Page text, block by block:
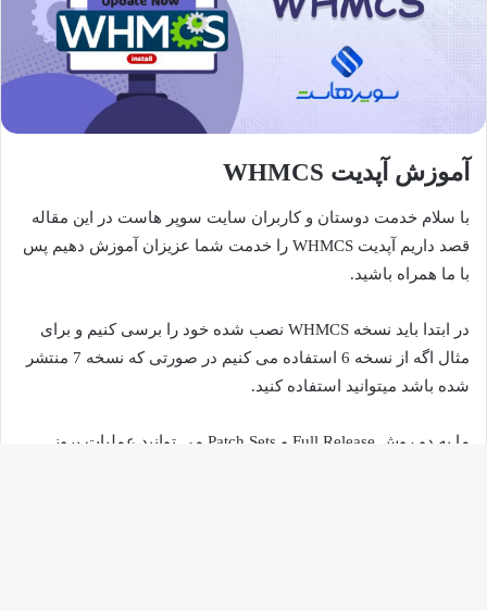
آموزش آپدیت WHMCS
با سلام خدمت دوستان و کاربران سایت سوپر هاست در این مقاله
قصد داریم آپدیت WHMCS را خدمت شما عزیزان آموزش دهیم پس
با ما همراه باشید.
در ابتدا باید نسخه WHMCS نصب شده خود را برسی کنیم و برای
مثال اگه از نسخه 6 استفاده می کنیم در صورتی که نسخه 7 منتشر
شده باشد میتوانید استفاده کنید.
ما به دو روش Full Release و Patch Sets می توانید عملیات بروز